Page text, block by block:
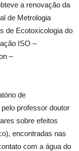
a renovação da
de Metrologia
de Ecotoxicologia do
ISO –
–
de
professor doutor
sobre efeitos
encontradas nas
com a água do